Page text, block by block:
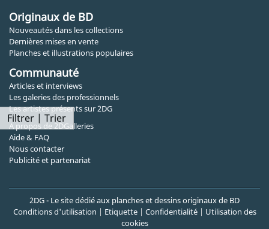
Filtrer | Trier
Originaux de BD
Nouveautés dans les collections
Dernières mises en vente
Planches et illustrations populaires
Communauté
Articles et interviews
Les galeries des professionnels
Les artistes présents sur 2DG
A propos de 2DGalleries
Aide & FAQ
Nous contacter
Publicité et partenariat
2DG - Le site dédié aux planches et dessins originaux de BD
Conditions d'utilisation | Etiquette| Confidentialité| Utilisation des
cookies